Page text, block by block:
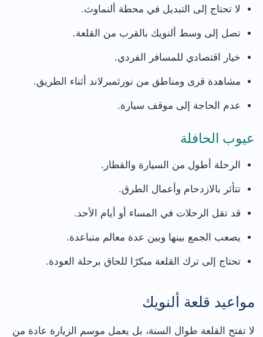
لا تحتاج إلى التبديل في محطة ألنماوث.
تصل إلى وسط ألنويك بالقرب من القلعة.
خيار اقتصادي للمسافر الفردي.
مشاهدة قرى ومناطق من نورثمبرلاند أثناء الطريق.
عدم الحاجة إلى موقف سيارة.
عيوب الحافلة
الرحلة أطول من السيارة والقطار.
تتأثر بالازدحام وأعمال الطرق.
قد تقل الرحلات في المساء أو أيام الأحد.
يصعب الجمع بينها وبين عدة معالم متباعدة.
تحتاج إلى ترك القلعة مبكرًا للحاق برحلة العودة.
مواعيد قلعة ألنويك
لا تفتح القلعة طوال السنة، بل يعمل موسم الزيارة عادة من